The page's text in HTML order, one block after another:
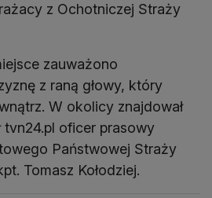
z Ochotniczej Straży
zauważono
z raną głowy, który
W okolicy znajdował
tvn24.pl oficer prasowy
Państwowej Straży
Tomasz Kołodziej.